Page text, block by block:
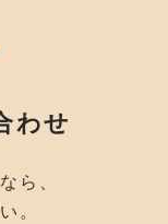
わせ
ら、
。